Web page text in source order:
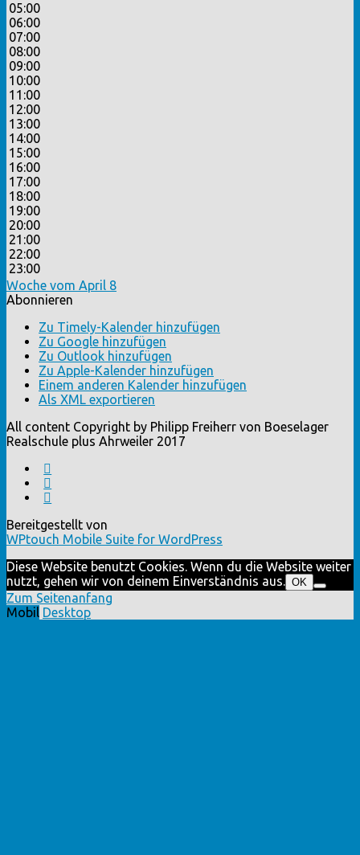
05:00
06:00
07:00
08:00
09:00
10:00
11:00
12:00
13:00
14:00
15:00
16:00
17:00
18:00
19:00
20:00
21:00
22:00
23:00
Woche vom April 8
Abonnieren
Zu Timely-Kalender hinzufügen
Zu Google hinzufügen
Zu Outlook hinzufügen
Zu Apple-Kalender hinzufügen
Einem anderen Kalender hinzufügen
Als XML exportieren
All content Copyright by Philipp Freiherr von Boeselager
Realschule plus Ahrweiler 2017
Bereitgestellt von
WPtouch Mobile Suite for WordPress
Diese Website benutzt Cookies. Wenn du die Website weiter
nutzt, gehen wir von deinem Einverständnis aus. OK
Zum Seitenanfang
Mobil Desktop